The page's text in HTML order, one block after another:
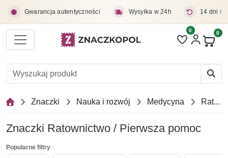
Gwarancja autentyczności Wysyłka w 24h 14 dni
Liczba pozycji
0 0
Znaczki Nauka i rozwój Medycyna Ratownictwo / Pierwsza pomoc
Znaczki Ratownictwo / Pierwsza pomoc
Popularne filtry